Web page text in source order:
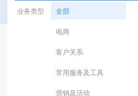
业务类型
全部
电商
客户关系
常用服务及工具
营销及活动